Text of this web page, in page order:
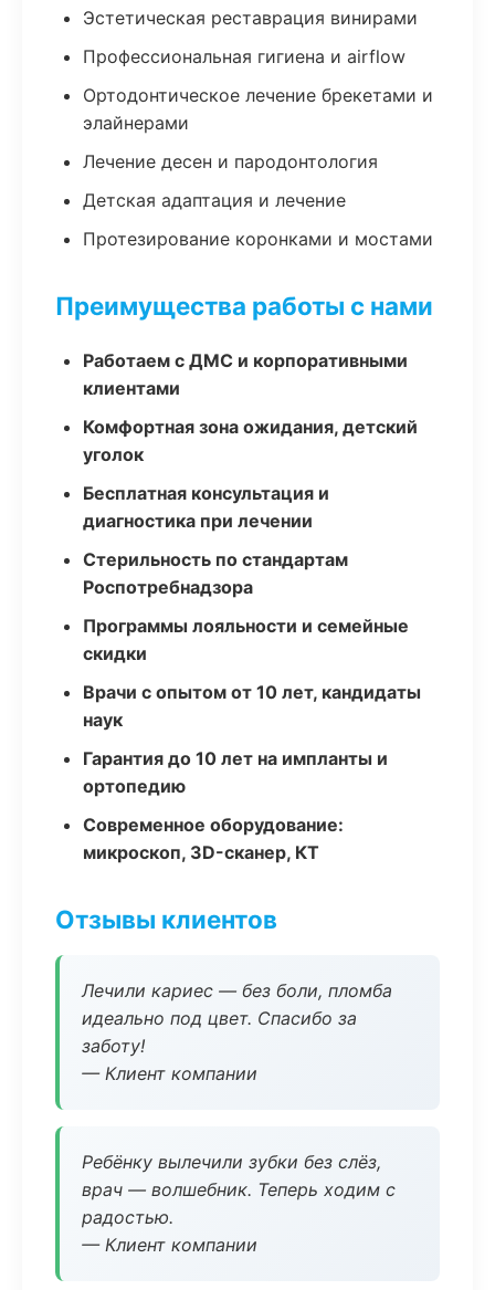
Эстетическая реставрация винирами
Профессиональная гигиена и airflow
Ортодонтическое лечение брекетами и
элайнерами
Лечение десен и пародонтология
Детская адаптация и лечение
Протезирование коронками и мостами
Преимущества работы с нами
Работаем с ДМС и корпоративными
клиентами
Комфортная зона ожидания, детский
уголок
Бесплатная консультация и
диагностика при лечении
Стерильность по стандартам
Роспотребнадзора
Программы лояльности и семейные
скидки
Врачи с опытом от 10 лет, кандидаты
наук
Гарантия до 10 лет на импланты и
ортопедию
Современное оборудование:
микроскоп, 3D-сканер, КТ
Отзывы клиентов
Лечили кариес — без боли, пломба
идеально под цвет. Спасибо за
заботу!
— Клиент компании
Ребёнку вылечили зубки без слёз,
врач — волшебник. Теперь ходим с
радостью.
— Клиент компании